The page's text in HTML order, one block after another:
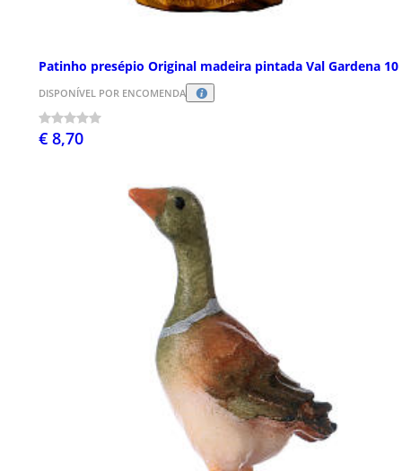
Patinho presépio Original madeira pintada Val Gardena 10
DISPONÍVEL POR ENCOMENDA
€ 8,70